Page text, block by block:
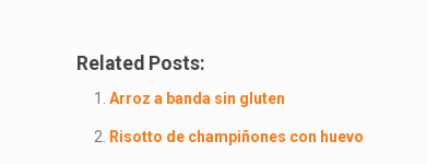
Related Posts:
Arroz a banda sin gluten
Risotto de champiñones con huevo